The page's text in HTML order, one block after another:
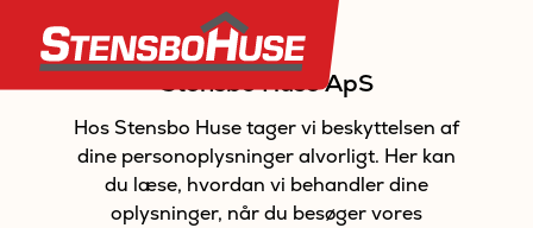
Stensbo Huse ApS
Hos Stensbo Huse tager vi beskyttelsen af
dine personoplysninger alvorligt. Her kan
du læse, hvordan vi behandler dine
oplysninger, når du besøger vores